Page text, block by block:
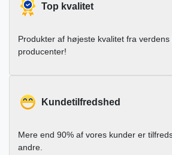
Top kvalitet
Produkter af højeste kvalitet fra
producenter!
Kundetilfredshed
Mere end 90% af vores kunder er
andre.